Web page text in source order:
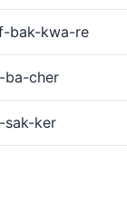
bak-kwa-re
ba-cher
sak-ker